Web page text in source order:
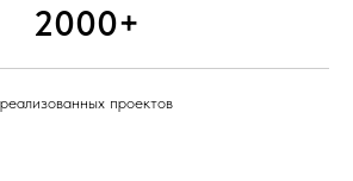
2000+
реализованных проектов